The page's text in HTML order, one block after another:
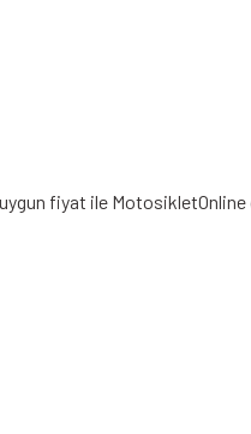
fiyat ile